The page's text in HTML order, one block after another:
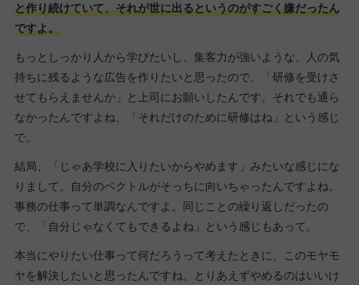
と作り続けていて、それが世に出るというのがすごく嫌だったん
ですよ。
もっとしっかり人から学びたいし、集客力が強いような、人の気
持ちに残るような広告を作りたいと思ったので、「研修を受けさ
せてもらえませんか」と上司にお願いしたんです。それでも通ら
なかったんですよね、「それだけのために研修はね」という感じ
で。
結局、「じゃあ学校に入りたいからやめます」みたいな感じにな
りまして。自分のベクトルがそっちに向いちゃったんですよね。
事務の仕事って単調なんですよ。同じことの繰り返しだったの
で、「自分じゃなくてもできるよね」という感じもあって。
本当にやりたい仕事って何だろうって考えたときに、このモヤモ
ヤを解決したいと思ったんですね。とりあえずやめるのはいいけ